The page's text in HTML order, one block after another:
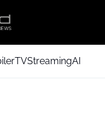
TVStreamingAI